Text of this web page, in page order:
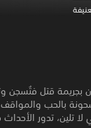
بالحب والمواقف
لا تلين، تدور